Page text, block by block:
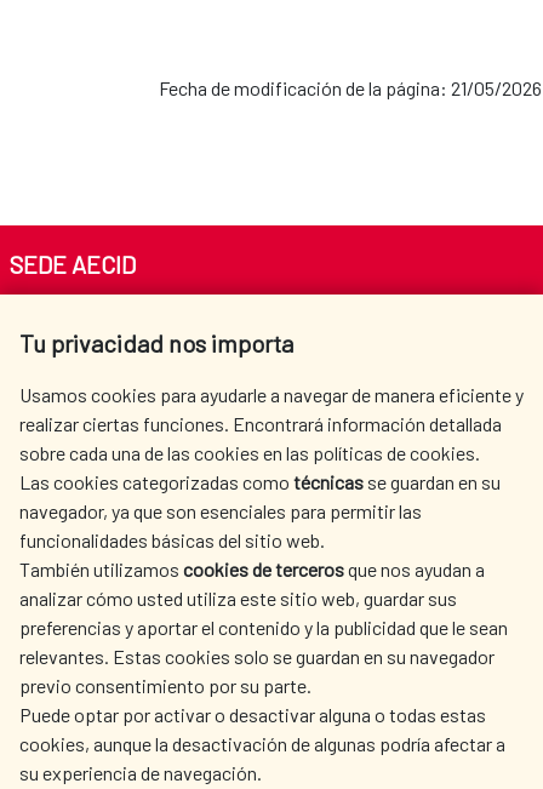
Fecha de modificación de la página: 21/05/2026
Tu privacidad nos importa
Usamos cookies para ayudarle a navegar de manera eficiente y
realizar ciertas funciones. Encontrará información detallada
sobre cada una de las cookies en las políticas de cookies.
Las cookies categorizadas como técnicas se guardan en su
navegador, ya que son esenciales para permitir las
funcionalidades básicas del sitio web.
También utilizamos cookies de tercerosque nos ayudan a
analizar cómo usted utiliza este sitio web, guardar sus
preferencias y aportar el contenido y la publicidad que le sean
relevantes. Estas cookies solo se guardan en su navegador
previo consentimiento por su parte.
Puede optar por activar o desactivar alguna o todas estas
cookies, aunque la desactivación de algunas podría afectar a
su experiencia de navegación.
SEDE AECID
Tel. +34 900 20 30 54​​​​​​​
AECID
OÙ NOUS COOPÉRONS
L'ACTION HUMANITAIRE
ESPAGNOLE
SALLE DE PRESSE
CULTURE ET SCIENCE BIBLIOTHÈQUE
NOS RÉSEAUX SOCIAUX